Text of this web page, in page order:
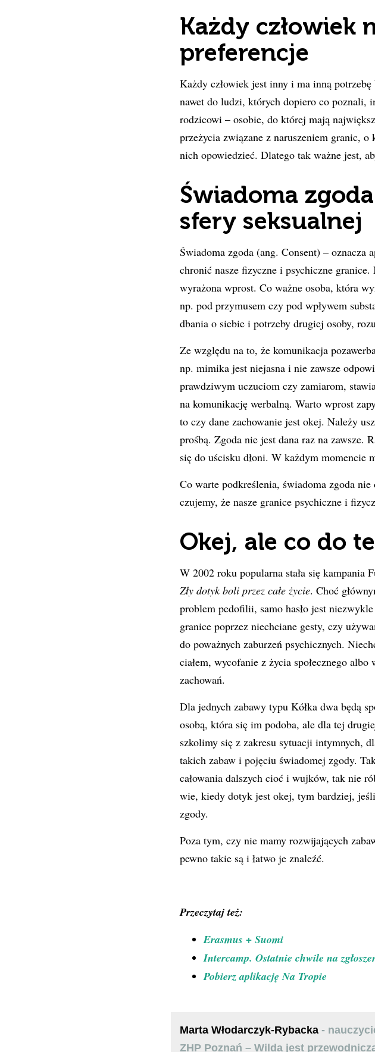
Każdy człowiek
preferencje
Każdy człowiek jest inny i ma inną
nawet do ludzi, których dopiero co poznali,
rodzicowi – osobie, do której mają
przeżycia związane z naruszeniem granic,
nich opowiedzieć. Dlatego tak ważne jest,
Świadoma
sfery seksualnej
Świadoma zgoda (ang. Consent) – oznacza
chronić nasze fizyczne i psychiczne
wyrażona wprost. Co ważne osoba, która
np. pod przymusem czy pod wpływem
dbania o siebie i potrzeby drugiej osoby,
Ze względu na to, że komunikacja
np. mimika jest niejasna i nie zawsze
prawdziwym uczuciom czy zamiarom,
na komunikację werbalną. Warto wprost
to czy dane zachowanie jest okej. Należy
prośbą. Zgoda nie jest dana raz na zawsze.
się do uścisku dłoni. W każdym momencie
Co warte podkreślenia, świadoma zgoda
czujemy, że nasze granice psychiczne i
Okej, ale co do
W 2002 roku popularna stała się kampania
Zły dotyk boli przez całe życie. Choć
problem pedofilii, samo hasło jest
granice poprzez niechciane gesty, czy
do poważnych zaburzeń psychicznych.
ciałem, wycofanie z życia społecznego
zachowań.
Dla jednych zabawy typu Kółka dwa będą
osobą, która się im podoba, ale dla tej
szkolimy się z zakresu sytuacji intymnych,
takich zabaw i pojęciu świadomej zgody.
całowania dalszych cioć i wujków, tak nie
wie, kiedy dotyk jest okej, tym bardziej,
zgody.
Poza tym, czy nie mamy rozwijających
pewno takie są i łatwo je znaleźć.
Przeczytaj też:
Erasmus + Suomi
Intercamp. Ostatnie chwile na
Pobierz aplikację Na Tropie
Marta Włodarczyk-Rybacka-
ZHP Poznań – Wilda jest